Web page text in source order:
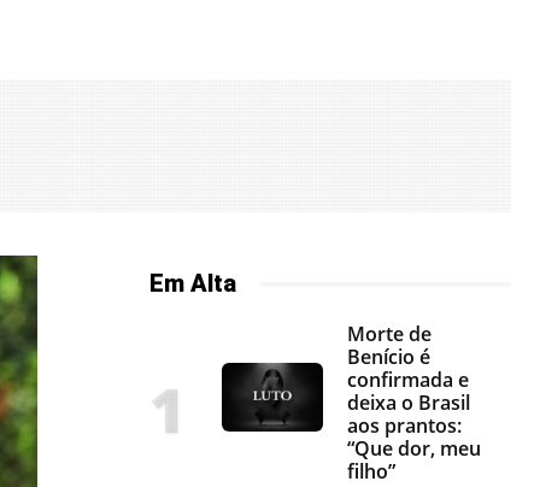
Em Alta
Morte de
Benício é
confirmada e
deixa o Brasil
aos prantos:
“Que dor, meu
filho”